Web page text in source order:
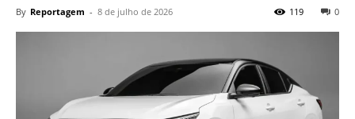
By Reportagem - 8 de julho de 2026 0
119